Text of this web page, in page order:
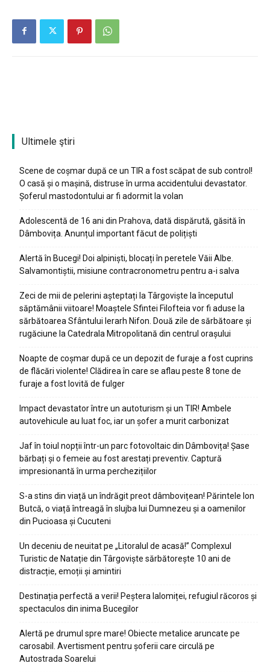
Ultimele ştiri
Scene de coșmar după ce un TIR a fost scăpat de sub control!
O casă și o mașină, distruse în urma accidentului devastator.
Șoferul mastodontului ar fi adormit la volan
Adolescentă de 16 ani din Prahova, dată dispărută, găsită în
Dâmbovița. Anunțul important făcut de polițiști
Alertă în Bucegi! Doi alpiniști, blocați în peretele Văii Albe.
Salvamontiștii, misiune contracronometru pentru a-i salva
Zeci de mii de pelerini așteptați la Târgoviște la începutul
săptămânii viitoare! Moaștele Sfintei Filofteia vor fi aduse la
sărbătoarea Sfântului Ierarh Nifon. Două zile de sărbătoare și
rugăciune la Catedrala Mitropolitană din centrul orașului
Noapte de coșmar după ce un depozit de furaje a fost cuprins
de flăcări violente! Clădirea în care se aflau peste 8 tone de
furaje a fost lovită de fulger
Impact devastator între un autoturism și un TIR! Ambele
autovehicule au luat foc, iar un șofer a murit carbonizat
Jaf în toiul nopții într-un parc fotovoltaic din Dâmbovița! Șase
bărbați și o femeie au fost arestați preventiv. Captură
impresionantă în urma perchezițiilor
S-a stins din viață un îndrăgit preot dâmbovițean! Părintele Ion
Butcă, o viață întreagă în slujba lui Dumnezeu și a oamenilor
din Pucioasa și Cucuteni
Un deceniu de neuitat pe „Litoralul de acasă!” Complexul
Turistic de Natație din Târgoviște sărbătorește 10 ani de
distracție, emoții și amintiri
Destinația perfectă a verii! Peștera Ialomiței, refugiul răcoros și
spectaculos din inima Bucegilor
Alertă pe drumul spre mare! Obiecte metalice aruncate pe
carosabil. Avertisment pentru șoferii care circulă pe
Autostrada Soarelui